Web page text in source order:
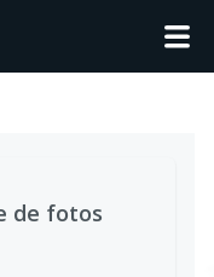
de fotos